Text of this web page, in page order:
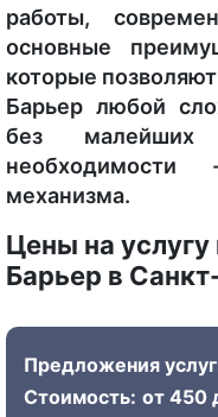
работы,
основные
которые
Барьер любой
без
механизма.
Цены на
Барьер в
Предложения
Стоимость: от 450